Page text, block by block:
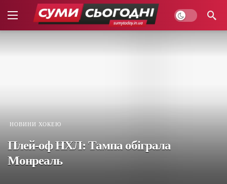
НОВИНИ ХОКЕЮ
Плей-оф НХЛ: Тампа обіграла
Монреаль